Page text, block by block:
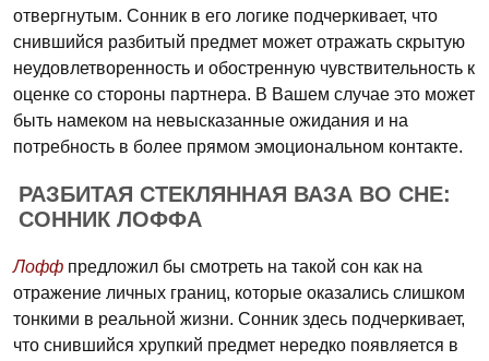
отвергнутым. Сонник в его логике подчеркивает, что
снившийся разбитый предмет может отражать скрытую
неудовлетворенность и обостренную чувствительность к
оценке со стороны партнера. В Вашем случае это может
быть намеком на невысказанные ожидания и на
потребность в более прямом эмоциональном контакте.
РАЗБИТАЯ СТЕКЛЯННАЯ ВАЗА ВО СНЕ:
СОННИК ЛОФФА
Лофф предложил бы смотреть на такой сон как на
отражение личных границ, которые оказались слишком
тонкими в реальной жизни. Сонник здесь подчеркивает,
что снившийся хрупкий предмет нередко появляется в